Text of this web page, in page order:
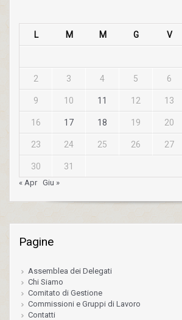
L M M G V
2 3 4 5 6
9 10 11 12 13
16 17 18 19 20
23 24 25 26 27
30 31
« Apr Giu »
Pagine
Assemblea dei Delegati
Chi Siamo
Comitato di Gestione
Commissioni e Gruppi di Lavoro
Contatti